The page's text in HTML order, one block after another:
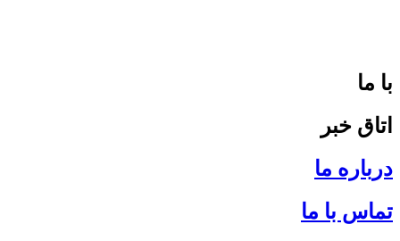
با ما
اتاق خبر
درباره ما
تماس با ما